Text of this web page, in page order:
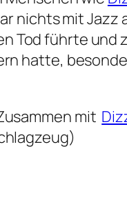
nichts mit
Tod führte
hatte,
mit